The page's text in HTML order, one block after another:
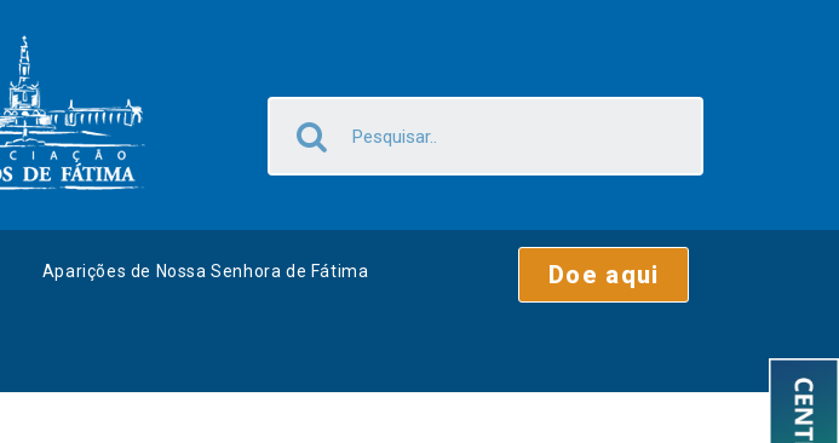
Aparições de Nossa Senhora de Fátima Doe aqui